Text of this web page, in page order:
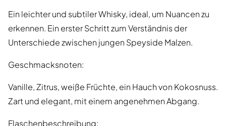
Ein leichter und subtiler Whisky, ideal, um Nuancen zu
erkennen. Ein erster Schritt zum Verständnis der
Unterschiede zwischen jungen Speyside Malzen.
Geschmacksnoten:
Vanille, Zitrus, weiße Früchte, ein Hauch von Kokosnuss.
Zart und elegant, mit einem angenehmen Abgang.
Flaschenbeschreibung: